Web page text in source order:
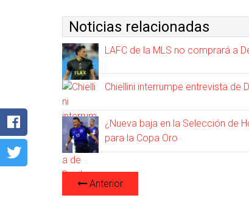
Noticias relacionadas
LAFC de la MLS no comprará a
Chiellini interrumpe entrevista de
¿Nueva baja en la Selección de
para la Copa Oro
Anterior